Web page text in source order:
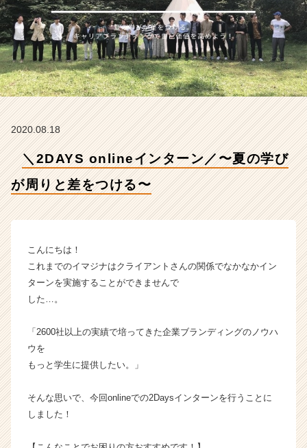
が
周
り
と
差
を
つ
式
会
社
イ
タ
イ
ン】
ベ
チ
2020.08.18
＼2DAYS onlineインターン／〜夏の学び
が周りと差をつける〜
こんにちは！
これまでのイマジナはクライアントさんの関係でなかなかイン
ターンを実施することができませんで
した…。
「2600社以上の実績で培ってきた企業ブランディングのノウハ
ウを
もっと学生に提供したい。」
そんな思いで、今回onlineでの2Daysインターンを行うことに
しました！